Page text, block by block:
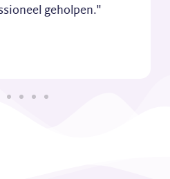
nodig voor mijn